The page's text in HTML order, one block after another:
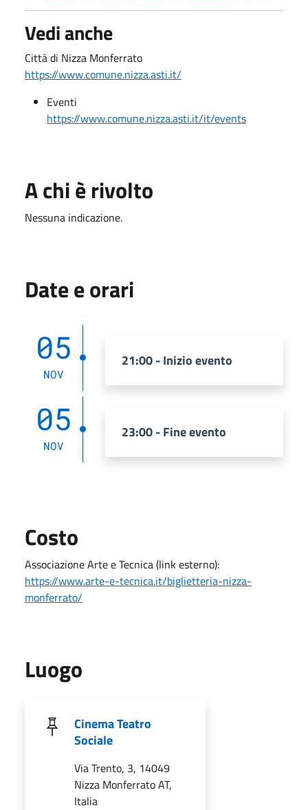
Vedi anche
Città di Nizza Monferrato
https://www.comune.nizza.asti.it/
Eventi
https://www.comune.nizza.asti.it/it/events
A chi è rivolto
Nessuna indicazione.
Date e orari
05
NOV
21:00 - Inizio evento
05
NOV
23:00 - Fine evento
Costo
Associazione Arte e Tecnica (link esterno):
https://www.arte-e-tecnica.it/biglietteria-nizza-
monferrato/
Luogo
Cinema Teatro
Sociale
Via Trento, 3, 14049
Nizza Monferrato AT,
Italia